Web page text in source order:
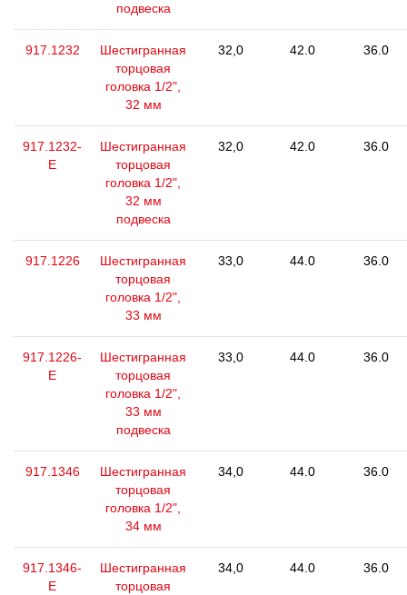
подвеска
917.1232
Шестигранная
торцовая
головка 1/2",
32 мм
32,0 42.0 36.0
917.1232-
E
Шестигранная
торцовая
головка 1/2",
32 мм
подвеска
32,0 42.0 36.0
917.1226
Шестигранная
торцовая
головка 1/2",
33 мм
33,0 44.0 36.0
917.1226-
E
Шестигранная
торцовая
головка 1/2",
33 мм
подвеска
33,0 44.0 36.0
917.1346
Шестигранная
торцовая
головка 1/2",
34 мм
34,0 44.0 36.0
917.1346-
E
Шестигранная
торцовая
34,0 44.0 36.0